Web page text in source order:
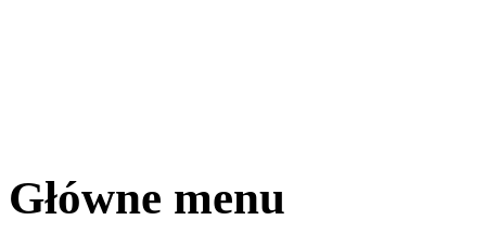
Główne menu